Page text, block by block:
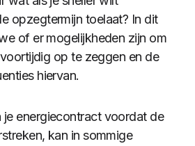
opzegtermijn toelaat? In dit
of er mogelijkheden zijn om
op te zeggen en de
hiervan.
energiecontract voordat de
kan in sommige